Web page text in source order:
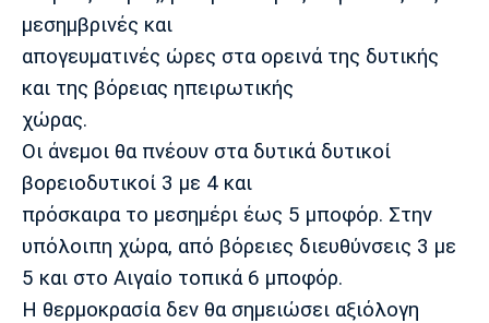
μεσημβρινές και
απογευματινές ώρες στα ορεινά της δυτικής
και της βόρειας ηπειρωτικής
χώρας.
Οι άνεμοι θα πνέουν στα δυτικά δυτικοί
βορειοδυτικοί 3 με 4 και
πρόσκαιρα το μεσημέρι έως 5 μποφόρ. Στην
υπόλοιπη χώρα, από βόρειες διευθύνσεις 3 με
5 και στο Αιγαίο τοπικά 6 μποφόρ.
Η θερμοκρασία δεν θα σημειώσει αξιόλογη